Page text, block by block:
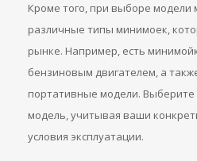
Кроме того, при выборе модели
различные типы минимоек,
рынке. Например, есть
бензиновым двигателем, а
портативные модели.
модель, учитывая ваши
условия эксплуатации.